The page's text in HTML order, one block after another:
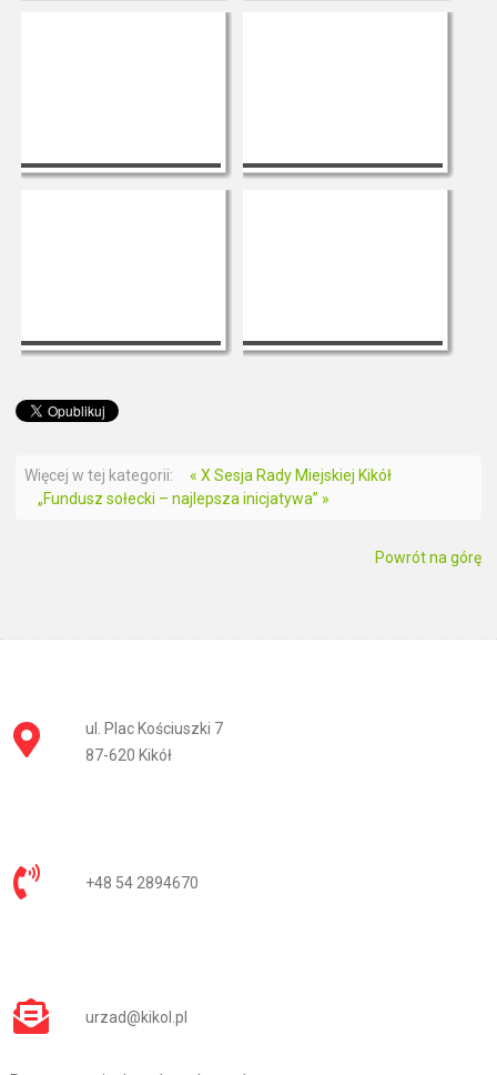
Więcej w tej kategorii:
« X Sesja Rady Miejskiej Kikół
„Fundusz sołecki – najlepsza inicjatywa” »
Powrót na górę
ul. Plac Kościuszki 7
87-620 Kikół
+48 54 2894670
urzad@kikol.pl